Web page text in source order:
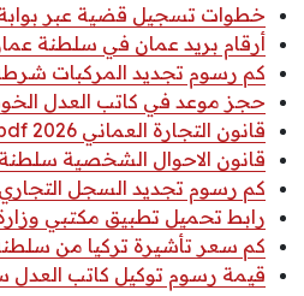
خطوات تسجيل قضية عبر بوابة
أرقام بريد عمان في سلطنة عمان 2026 خدمة
كم رسوم تجديد المركبات شرطة
حجز موعد في كاتب العدل
قانون التجارة العماني 2026 pdf كامل
قانون الاحوال الشخصية سلطنة
كم رسوم تجديد السجل التجاري
رابط تحميل تطبيق مكتبي وزارة
كم سعر تأشيرة تركيا من سلطنة
قيمة رسوم توكيل كاتب العدل